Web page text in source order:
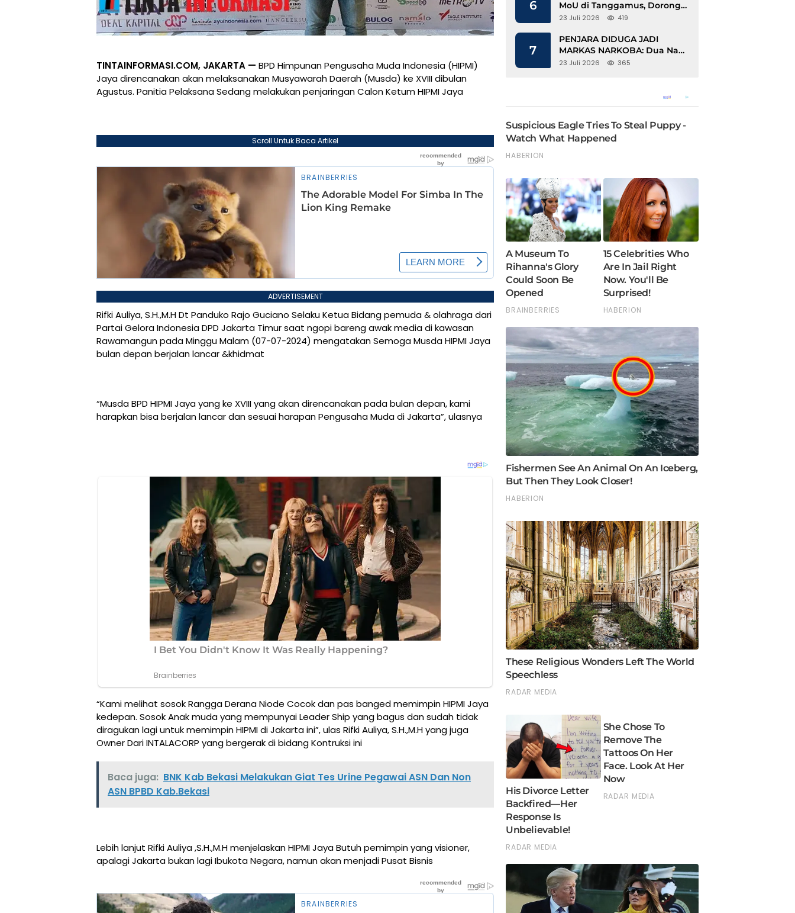
TINTAINFORMASI.COM, JAKARTA — BPD Himpunan Pengusaha Muda Indonesia (HIPMI)
Jaya direncanakan akan melaksanakan Musyawarah Daerah (Musda) ke XVIII dibulan
Agustus. Panitia Pelaksana Sedang melakukan penjaringan Calon Ketum HIPMI Jaya
Scroll Untuk Baca Artikel
ADVERTISEMENT
Rifki Auliya, S.H.,M.H Dt Panduko Rajo Guciano Selaku Ketua Bidang pemuda & olahraga dari
Partai Gelora Indonesia DPD Jakarta Timur saat ngopi bareng awak media di kawasan
Rawamangun pada Minggu Malam (07-07-2024) mengatakan Semoga Musda HIPMI Jaya
bulan depan berjalan lancar &khidmat
“Musda BPD HIPMI Jaya yang ke XVIII yang akan direncanakan pada bulan depan, kami
harapkan bisa berjalan lancar dan sesuai harapan Pengusaha Muda di Jakarta”, ulasnya
“Kami melihat sosok Rangga Derana Niode Cocok dan pas banged memimpin HIPMI Jaya
kedepan. Sosok Anak muda yang mempunyai Leader Ship yang bagus dan sudah tidak
diragukan lagi untuk memimpin HIPMI di Jakarta ini”, ulas Rifki Auliya, S.H.,M.H yang juga
Owner Dari INTALACORP yang bergerak di bidang Kontruksi ini
Baca juga: BNK Kab Bekasi Melakukan Giat Tes Urine Pegawai ASN Dan Non
ASN BPBD Kab.Bekasi
Lebih lanjut Rifki Auliya ,S.H.,M.H menjelaskan HIPMI Jaya Butuh pemimpin yang visioner,
apalagi Jakarta bukan lagi Ibukota Negara, namun akan menjadi Pusat Bisnis
6
MoU di Tanggamus, Dorong
Ekonomi Hijau Berbasis Kopi
23 Juli 2026 419
7
PENJARA DIDUGA JADI
MARKAS NARKOBA: Dua Napi
Rajabasa Bebas Gunakan HP,
23 Juli 2026 365